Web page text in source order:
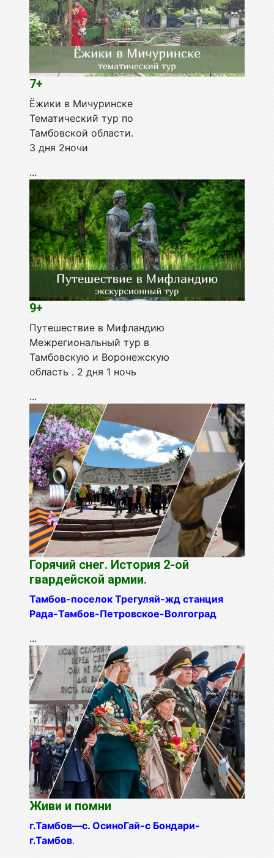
7+
Ёжики в Мичуринске
Тематический тур по
Тамбовской области.
3 дня 2ночи
...
9+
Путешествие в Мифландию
Межрегиональный тур в
Тамбовскую и Воронежскую
область . 2 дня 1 ночь
...
Горячий снег. История 2-ой
гвардейской армии.
Тамбов-поселок Трегуляй-жд станция
Рада-Тамбов-Петровское-Волгоград
...
Живи и помни
г.Тамбов—с. ОсиноГай-с Бондари-
г.Тамбов.